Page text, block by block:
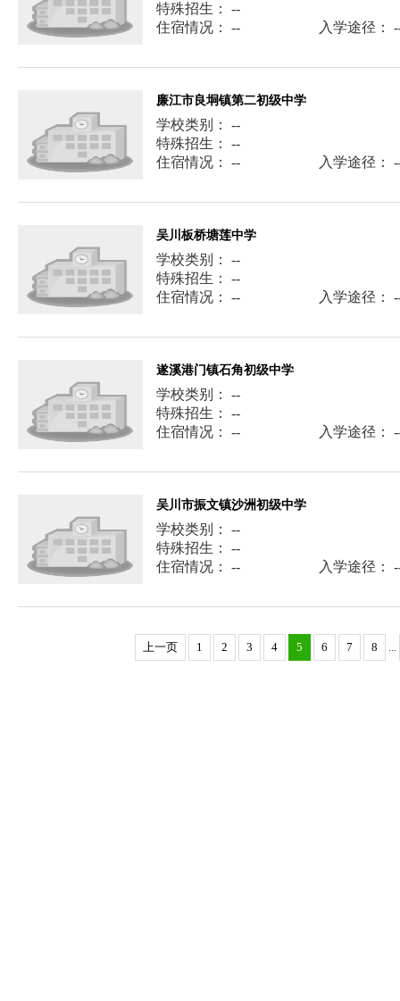
特殊招生： --
住宿情况： --
入学途径：
廉江市良垌镇第二初级中学
学校类别： --
特殊招生： --
住宿情况： --
入学途径：
吴川板桥塘莲中学
学校类别： --
特殊招生： --
住宿情况： --
入学途径：
遂溪港门镇石角初级中学
学校类别： --
特殊招生： --
住宿情况： --
入学途径：
吴川市振文镇沙洲初级中学
学校类别： --
特殊招生： --
住宿情况： --
入学途径：
上一页 1 2 3 4 5 6 7 8 ...